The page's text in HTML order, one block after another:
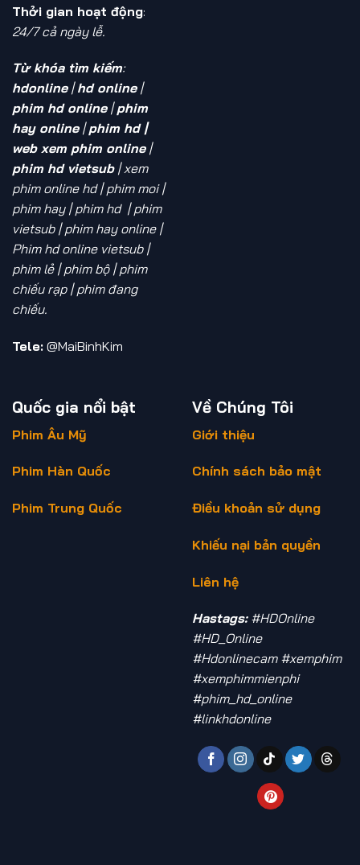
Thởi gian hoạt động:
24/7 cả ngày lễ.
Từ khóa tìm kiếm:
hdonline|hd online|
phim hd online| phim
hay online|phim hd |
web xem phim online|
phim hd vietsub| xem
phim online hd| phim moi |
phim hay | phim hd | phim
vietsub | phim hay online |
Phim hd online vietsub |
phim lẻ | phim bộ | phim
chiếu rạp | phim đang
chiếu.
Tele: @MaiBinhKim
Quốc gia nổi bật
Phim Âu Mỹ
Phim Hàn Quốc
Phim Trung Quốc
Về Chúng Tôi
Giới thiệu
Chính sách bảo mật
Điều khoản sử dụng
Khiếu nại bản quyền
Liên hệ
Hastags:#HDOnline
#HD_Online
#Hdonlinecam #xemphim
#xemphimmienphi
#phim_hd_online
#linkhdonline